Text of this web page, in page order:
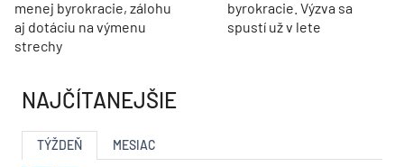
menej byrokracie, zálohu
aj dotáciu na výmenu
strechy
byrokracie. Výzva sa
spustí už v lete
NAJČÍTANEJŠIE
TÝŽDEŇ MESIAC